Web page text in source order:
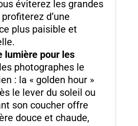
éviterez les grandes
d’une
plus paisible et
lumière pour les
les photographes le
: la « golden hour »
le lever du soleil ou
son coucher offre
douce et chaude,